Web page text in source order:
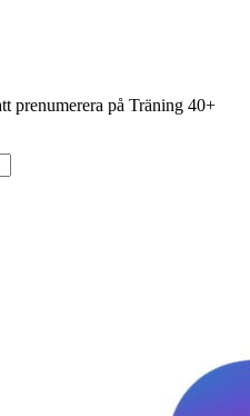
prenumerera på Träning 40+